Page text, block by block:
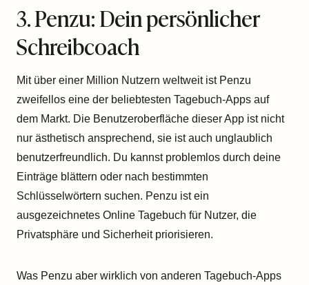
3. Penzu: Dein persönlicher
Schreibcoach
Mit über einer Million Nutzern weltweit ist Penzu
zweifellos eine der beliebtesten Tagebuch-Apps auf
dem Markt. Die Benutzeroberfläche dieser App ist nicht
nur ästhetisch ansprechend, sie ist auch unglaublich
benutzerfreundlich. Du kannst problemlos durch deine
Einträge blättern oder nach bestimmten
Schlüsselwörtern suchen. Penzu ist ein
ausgezeichnetes Online Tagebuch für Nutzer, die
Privatsphäre und Sicherheit priorisieren.
Was Penzu aber wirklich von anderen Tagebuch-Apps